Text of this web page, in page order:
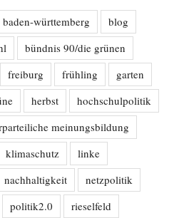
baden-württemberg
blog
bündnis 90/die grünen
freiburg frühling
garten
herbst
hochschulpolitik
meinungsbildung
klimaschutz
linke
nachhaltigkeit
netzpolitik
politik2.0
rieselfeld